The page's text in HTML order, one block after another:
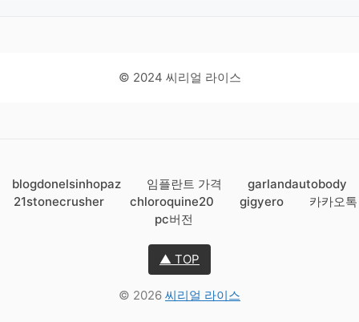
© 2024 씨리얼 라이스
blogdonelsinhopaz 임플란트 가격
garlandautobody
21stonecrusher
chloroquine20 gigyero
카카오톡
pc버전
▲ TOP
© 2026 씨리얼 라이스